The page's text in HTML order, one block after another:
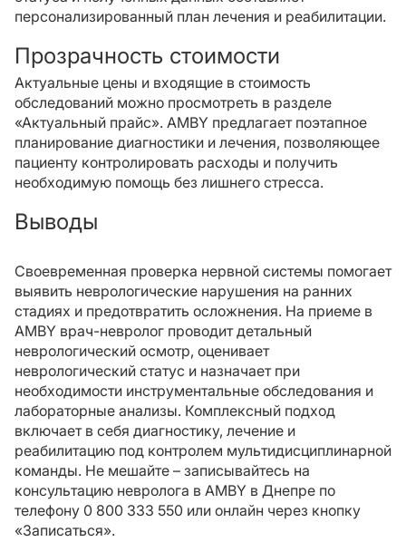
персонализированный план лечения и реабилитации.
Прозрачность стоимости
Актуальные цены и входящие в стоимость
обследований можно просмотреть в разделе
«Актуальный прайс». AMBY предлагает поэтапное
планирование диагностики и лечения, позволяющее
пациенту контролировать расходы и получить
необходимую помощь без лишнего стресса.
Выводы
Своевременная проверка нервной системы помогает
выявить неврологические нарушения на ранних
стадиях и предотвратить осложнения. На приеме в
AMBY врач-невролог проводит детальный
неврологический осмотр, оценивает
неврологический статус и назначает при
необходимости инструментальные обследования и
лабораторные анализы. Комплексный подход
включает в себя диагностику, лечение и
реабилитацию под контролем мультидисциплинарной
команды. Не мешайте – записывайтесь на
консультацию невролога в AMBY в Днепре по
телефону 0 800 333 550 или онлайн через кнопку
«Записаться».